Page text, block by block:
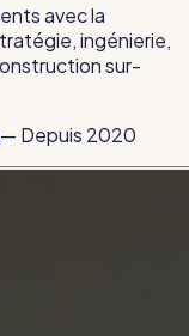
avec la
ingénierie,
sur-
— Depuis 2020